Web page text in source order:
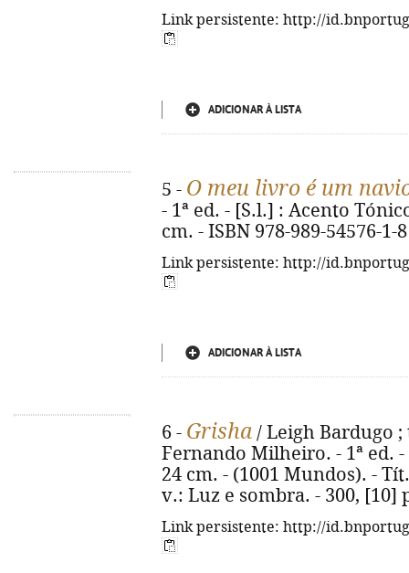
Link persistente: http://
ADICIONAR À LISTA
5 - O meu livro é um
- 1ª ed. - [S.l.] : Acento
cm. - ISBN 978-989-54576-1-8
Link persistente: http://
ADICIONAR À LISTA
6 - Grisha / Leigh Bardugo
Fernando Milheiro. - 1ª ed.
24 cm. - (1001 Mundos). -
v.: Luz e sombra. - 300, [10]
Link persistente: http://